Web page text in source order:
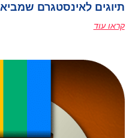
תיוגים לאינסטגרם
קראו עוד